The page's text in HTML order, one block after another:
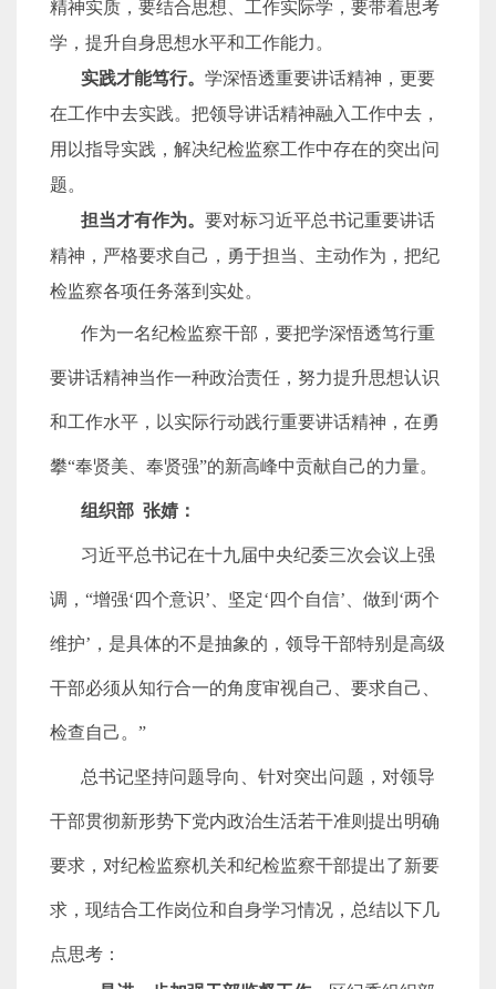
精神实质，要结合思想、工作实际学，要带着思考
学，提升自身思想水平和工作能力。
实践才能笃行。 学深悟透重要讲话精神，更要
在工作中去实践。把领导讲话精神融入工作中去，
用以指导实践，解决纪检监察工作中存在的突出问
题。
担当才有作为。 要对标习近平总书记重要讲话
精神，严格要求自己，勇于担当、主动作为，把纪
检监察各项任务落到实处。
作为一名纪检监察干部，要把学深悟透笃行重
要讲话精神当作一种政治责任，努力提升思想认识
和工作水平，以实际行动践行重要讲话精神，在勇
攀“奉贤美、奉贤强”的新高峰中贡献自己的力量。
组织部 张婧：
习近平总书记在十九届中央纪委三次会议上强
调，“增强‘四个意识’、坚定‘四个自信’、做到‘两个
维护’，是具体的不是抽象的，领导干部特别是高级
干部必须从知行合一的角度审视自己、要求自己、
检查自己。”
总书记坚持问题导向、针对突出问题，对领导
干部贯彻新形势下党内政治生活若干准则提出明确
要求， 对纪检监察机关和纪检监察干部提出了新要
求，现结合工作岗位和自身学习情况，总结以下几
点思考：